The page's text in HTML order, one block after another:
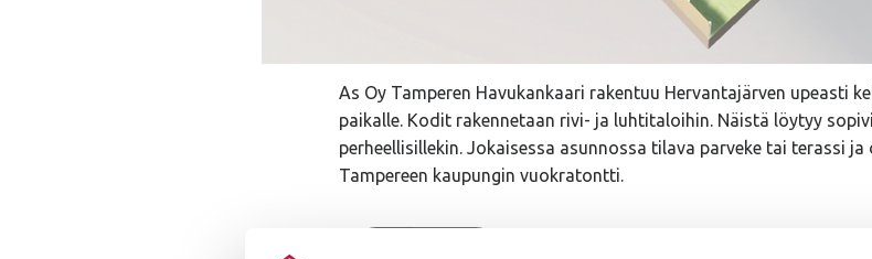
As Oy Tamperen Havukankaari rakentuu Hervantajärven upeasti
paikalle. Kodit rakennetaan rivi- ja luhtitaloihin. Näistä löytyy
perheellisillekin. Jokaisessa asunnossa tilava parveke tai terassi
Tampereen kaupungin vuokratontti.